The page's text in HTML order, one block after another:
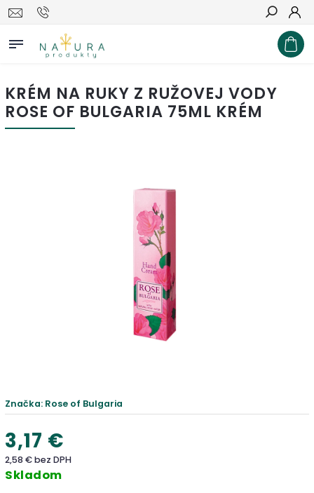
Hľadať
KRÉM NA RUKY Z RUŽOVEJ VODY
ROSE OF BULGARIA 75ML KRÉM
Značka: Rose of Bulgaria
3,17 €
2,58 € bez DPH
Skladom